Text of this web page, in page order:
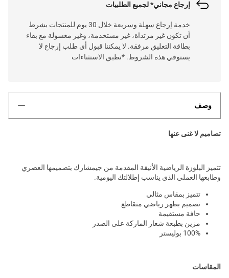
إرجاع مجاني* لجميع الطلبيات
خدمة إرجاع سهلة وسريعة خلال 30 يوم للمنتجات بشرط
أن تكون غير مرتداة، غير مستخدمة، وغير مغسولة مع بقاء
بطاقة التعليق مرفقة. لا يمكننا قبول أي طلب إرجاع لا
يستوفي هذه الشروط. *تطبق الاستثناءات
وصف
تصاميم لا غنى عنها
تتميز البلوزة الرياضية الأنيقة المقدمة من جيمشارك بتصميمها العصري
وطابعها العملي الذي يناسب إطلالتك اليومية.
تتميز بمقاس مثالي
تصميم بظهر رياضي متقاطع
حافة مستقيمة
مزين بطبعة شعار الماركة على الصدر
100% بوليستر
المقاسات